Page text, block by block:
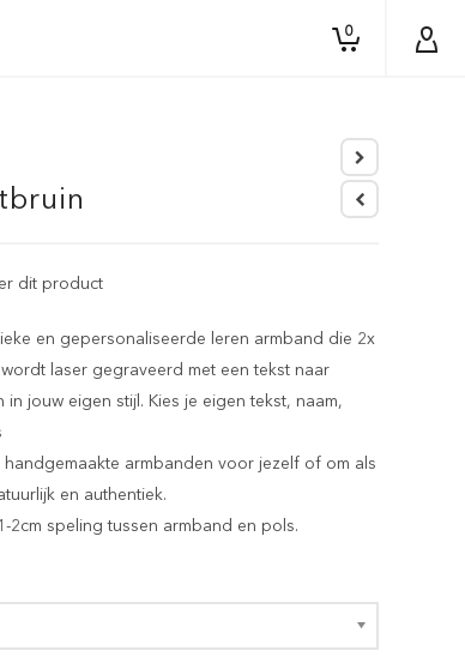
0
dit product
en gepersonaliseerde leren armband die 2x
laser gegraveerd met een tekst naar
jouw eigen stijl. Kies je eigen tekst, naam,
armbanden voor jezelf of om als
en authentiek.
speling tussen armband en pols.